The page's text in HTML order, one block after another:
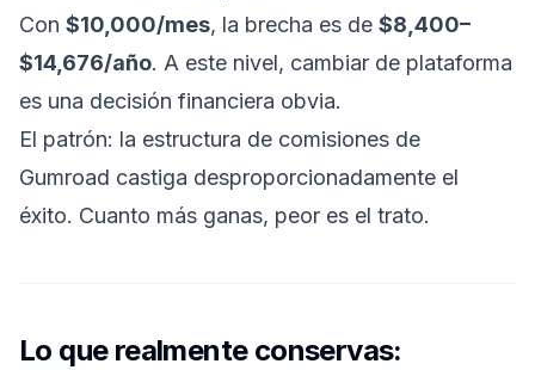
Con $10,000/mes, la brecha es de $8,400–
$14,676/año. A este nivel, cambiar de plataforma
es una decisión financiera obvia.
El patrón: la estructura de comisiones de
Gumroad castiga desproporcionadamente el
éxito. Cuanto más ganas, peor es el trato.
Lo que realmente conservas: